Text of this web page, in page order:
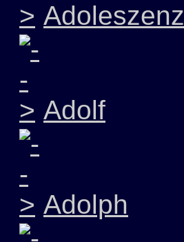
Adoleszenz
Adolf
Adolph